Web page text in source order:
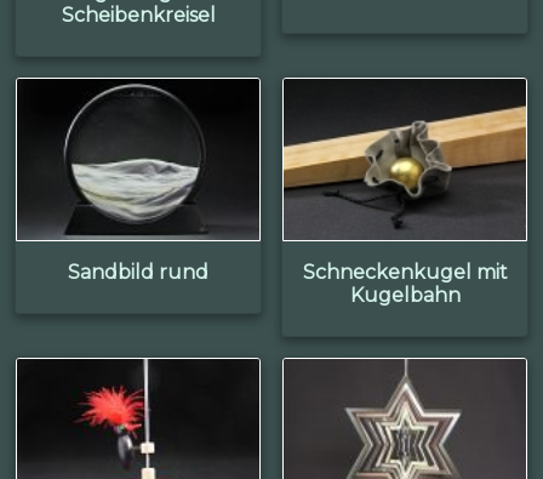
Scheibenkreisel
Sandbild rund
Schneckenkugel mit
Kugelbahn